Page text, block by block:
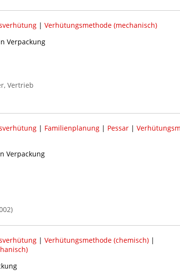
| Verhütungsmethode (mechanisch)
Verpackung
Vertrieb
| Familienplanung| Pessar|
Verpackung
| Verhütungsmethode (chemisch)|